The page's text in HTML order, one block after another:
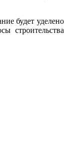
будет уделено
строительства